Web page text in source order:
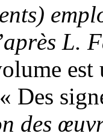
L.
Des
des